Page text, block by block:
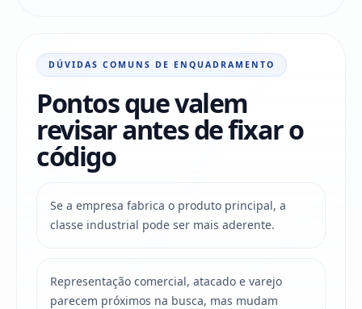
DÚVIDAS COMUNS DE ENQUADRAMENTO
Pontos que valem
revisar antes de fixar o
código
Se a empresa fabrica o produto principal, a
classe industrial pode ser mais aderente.
Representação comercial, atacado e varejo
parecem próximos na busca, mas mudam